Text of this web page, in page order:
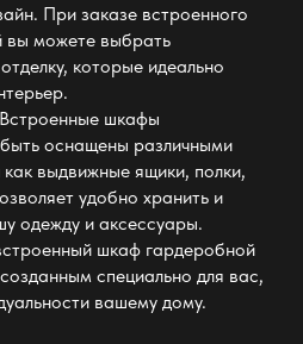
. При заказе встроенного
вы можете выбрать
которые идеально
Встроенные шкафы
оснащены различными
выдвижные ящики, полки,
удобно хранить и
одежду и аксессуары.
шкаф гардеробной
специально для вас,
вашему дому.